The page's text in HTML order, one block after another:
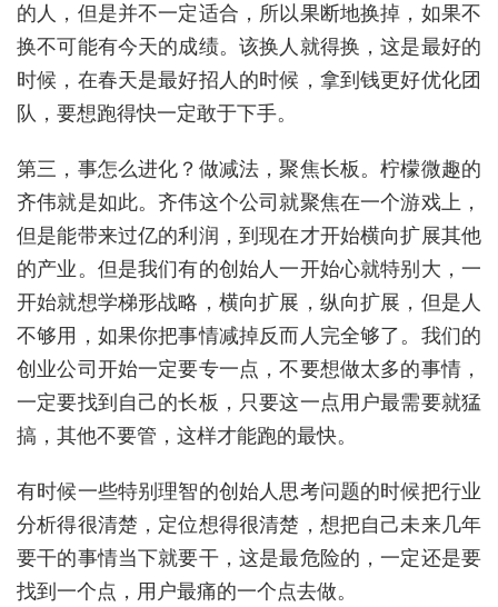
的人，但是并不一定适合，所以果断地换掉，如果不
换不可能有今天的成绩。该换人就得换，这是最好的
时候，在春天是最好招人的时候，拿到钱更好优化团
队，要想跑得快一定敢于下手。
第三，事怎么进化？做减法，聚焦长板。柠檬微趣的
齐伟就是如此。齐伟这个公司就聚焦在一个游戏上，
但是能带来过亿的利润，到现在才开始横向扩展其他
的产业。但是我们有的创始人一开始心就特别大，一
开始就想学梯形战略，横向扩展，纵向扩展，但是人
不够用，如果你把事情减掉反而人完全够了。我们的
创业公司开始一定要专一点，不要想做太多的事情，
一定要找到自己的长板，只要这一点用户最需要就猛
搞，其他不要管，这样才能跑的最快。
有时候一些特别理智的创始人思考问题的时候把行业
分析得很清楚，定位想得很清楚，想把自己未来几年
要干的事情当下就要干，这是最危险的，一定还是要
找到一个点，用户最痛的一个点去做。